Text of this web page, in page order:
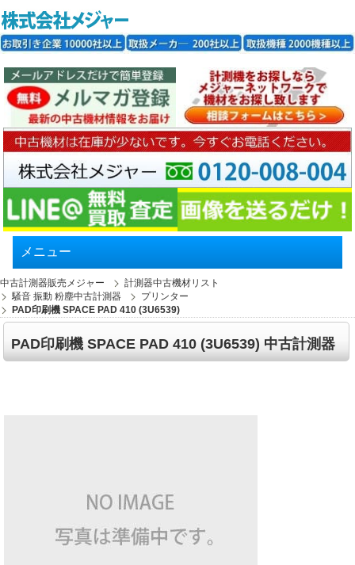
メニュー
中古計測器販売メジャー
計測器中古機材リスト
騒音 振動 粉塵中古計測器
プリンター
PAD印刷機 SPACE PAD 410 (3U6539)
PAD印刷機 SPACE PAD 410 (3U6539) 中古計測器